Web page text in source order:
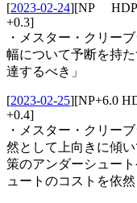
[2023-02-24][NP HDP
+0.3]
・メスター・クリー
幅について予断を持
達するべき」
[2023-02-25][NP+6.0
+0.4]
・メスター・クリー
然として上向きに傾
策のアンダーシュー
ュートのコストを依